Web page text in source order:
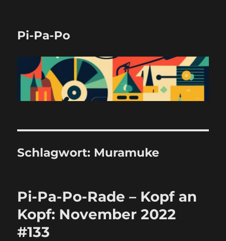
Pi-Pa-Po
Schlagwort: Muramuke
Pi-Pa-Po-Rade – Kopf an
Kopf: November 2022
#133